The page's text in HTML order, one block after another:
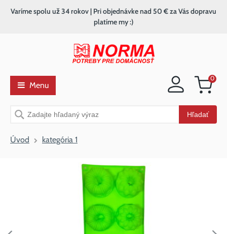
Nákupný
0
Vyhľadávanie Hľadať
Varíme spolu už 34 rokov | Pri objednávke nad 50 € za Vás dopravu
platíme my :)
Menu
Úvod kategória 1